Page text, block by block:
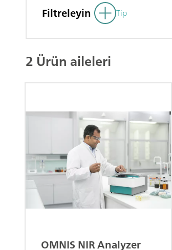
Filtreleyin Tip
2 Ürün aileleri
OMNIS NIR Analyzer